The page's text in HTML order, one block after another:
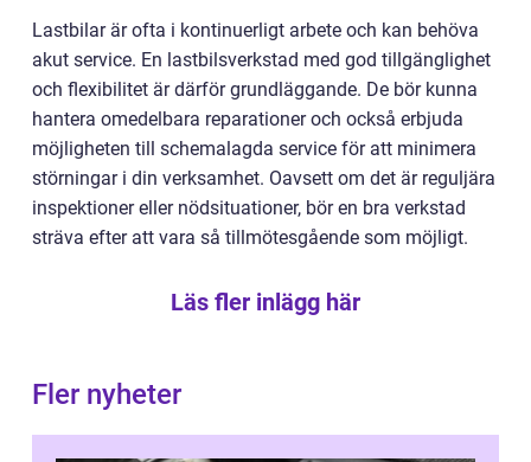
Lastbilar är ofta i kontinuerligt arbete och kan behöva
akut service. En lastbilsverkstad med god tillgänglighet
och flexibilitet är därför grundläggande. De bör kunna
hantera omedelbara reparationer och också erbjuda
möjligheten till schemalagda service för att minimera
störningar i din verksamhet. Oavsett om det är reguljära
inspektioner eller nödsituationer, bör en bra verkstad
sträva efter att vara så tillmötesgående som möjligt.
Läs fler inlägg här
Fler nyheter